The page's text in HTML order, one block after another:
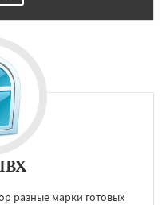
разные марки готовых